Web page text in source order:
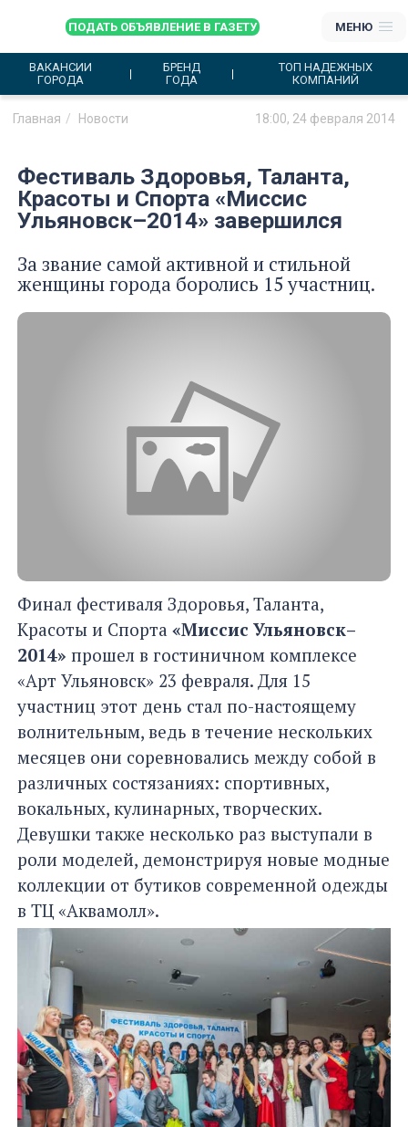
ПОДАТЬ ОБЪЯВЛЕНИЕ В ГАЗЕТУ МЕНЮ
ВАКАНСИИ
ГОРОДА
БРЕНД
ГОДА
ТОП НАДЕЖНЫХ
КОМПАНИЙ
Главная Новости 18:00, 24 февраля 2014
Фестиваль Здоровья, Таланта,
Красоты и Спорта «Миссис
Ульяновск–2014» завершился
За звание самой активной и стильной
женщины города боролись 15 участниц.
Финал фестиваля Здоровья, Таланта,
Красоты и Спорта «Миссис Ульяновск–
2014» прошел в гостиничном комплексе
«Арт Ульяновск» 23 февраля. Для 15
участниц этот день стал по-настоящему
волнительным, ведь в течение нескольких
месяцев они соревновались между собой в
различных состязаниях: спортивных,
вокальных, кулинарных, творческих.
Девушки также несколько раз выступали в
роли моделей, демонстрируя новые модные
коллекции от бутиков современной одежды
в ТЦ «Аквамолл».